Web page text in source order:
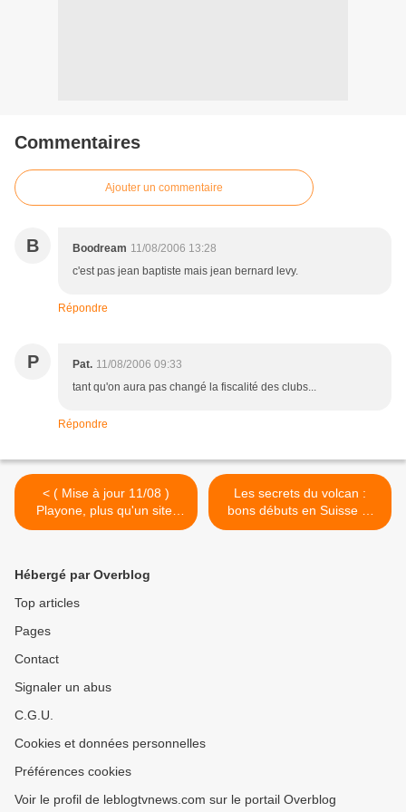
Commentaires
Ajouter un commentaire
B Boodream 11/08/2006 13:28
c'est pas jean baptiste mais jean bernard levy.
Répondre
P Pat. 11/08/2006 09:33
tant qu'on aura pas changé la fiscalité des clubs...
Répondre
< ( Mise à jour 11/08 )
Playone, plus qu'un site,
une nouvelle chaîne .
Les secrets du volcan :
bons débuts en Suisse et
Belgique. >
Hébergé par Overblog
Top articles
Pages
Contact
Signaler un abus
C.G.U.
Cookies et données personnelles
Préférences cookies
Voir le profil de leblogtvnews.com sur le portail Overblog